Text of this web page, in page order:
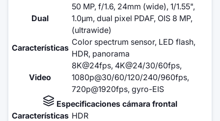
Dual
50 MP, f/1.6, 24mm (wide), 1/1.55",
1.0µm, dual pixel PDAF, OIS 8 MP,
(ultrawide)
Características
Color spectrum sensor, LED flash,
HDR, panorama
Video
8K@24fps, 4K@24/30/60fps,
1080p@30/60/120/240/960fps,
720p@1920fps, gyro-EIS
Especificaciones cámara frontal
Características HDR